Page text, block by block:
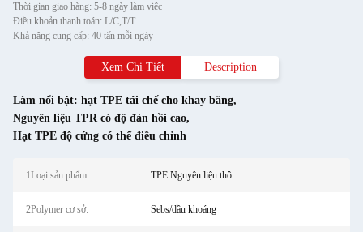
Thời gian giao hàng: 5-8 ngày làm việc
Điều khoản thanh toán: L/C,T/T
Khả năng cung cấp: 40 tấn mỗi ngày
Xem Chi Tiết Description
Làm nổi bật: hạt TPE tái chế cho khay băng,
Nguyên liệu TPR có độ đàn hồi cao,
Hạt TPE độ cứng có thể điều chỉnh
1Loại sản phẩm: TPE Nguyên liệu thô
2Polymer cơ sở: Sebs/dầu khoáng